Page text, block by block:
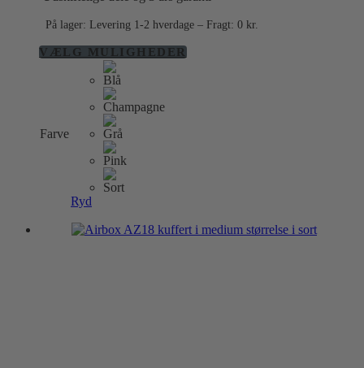
På lager: Levering 1-2 hverdage – Fragt: 0 kr.
VÆLG MULIGHEDERDette
Farve
Ryd